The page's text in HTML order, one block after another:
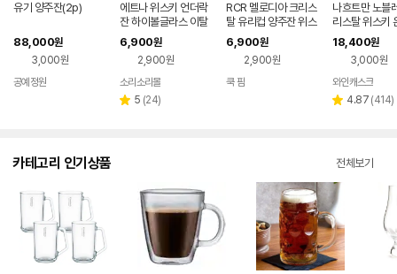
유기 양주잔(2p)
88,000원
3,000원
공예정원
에트나 위스키 언더락
잔 하이볼글라스 이탈
리아양주잔 크리스탈
유리컵
6,900원
2,900원
소리소리몰
별 5 리
(24)
RCR 멜로디아 크리스
탈 유리컵 양주잔 위스
키잔 하이볼글라스 쥬
스 에이드 롱드링크잔
6,900원
2,900원
쿡 팜
나흐트만 노블
리스탈 위스키
언더락 양주잔
개 240ml
18,400원
3,000원
페
와인캐스크
별 4.87 리
(414)
카테고리 인기상품 전체보기